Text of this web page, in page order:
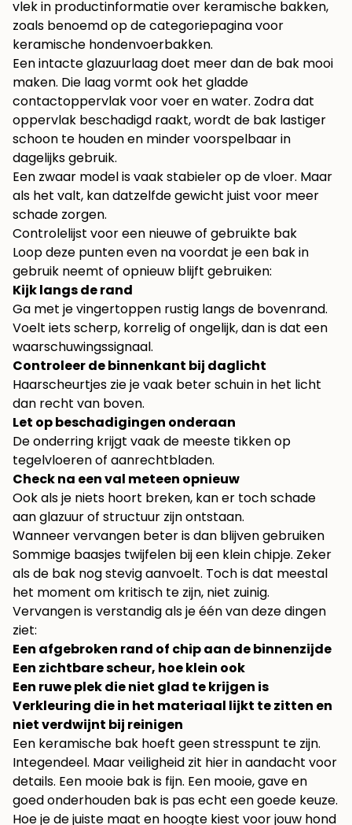
vlek in productinformatie over keramische bakken,
zoals benoemd op de categoriepagina voor
keramische hondenvoerbakken.
Een intacte glazuurlaag doet meer dan de bak mooi
maken. Die laag vormt ook het gladde
contactoppervlak voor voer en water. Zodra dat
oppervlak beschadigd raakt, wordt de bak lastiger
schoon te houden en minder voorspelbaar in
dagelijks gebruik.
Een zwaar model is vaak stabieler op de vloer. Maar
als het valt, kan datzelfde gewicht juist voor meer
schade zorgen.
Controlelijst voor een nieuwe of gebruikte bak
Loop deze punten even na voordat je een bak in
gebruik neemt of opnieuw blijft gebruiken:
Kijk langs de rand
Ga met je vingertoppen rustig langs de bovenrand.
Voelt iets scherp, korrelig of ongelijk, dan is dat een
waarschuwingssignaal.
Controleer de binnenkant bij daglicht
Haarscheurtjes zie je vaak beter schuin in het licht
dan recht van boven.
Let op beschadigingen onderaan
De onderring krijgt vaak de meeste tikken op
tegelvloeren of aanrechtbladen.
Check na een val meteen opnieuw
Ook als je niets hoort breken, kan er toch schade
aan glazuur of structuur zijn ontstaan.
Wanneer vervangen beter is dan blijven gebruiken
Sommige baasjes twijfelen bij een klein chipje. Zeker
als de bak nog stevig aanvoelt. Toch is dat meestal
het moment om kritisch te zijn, niet zuinig.
Vervangen is verstandig als je één van deze dingen
ziet:
Een afgebroken rand of chip aan de binnenzijde
Een zichtbare scheur, hoe klein ook
Een ruwe plek die niet glad te krijgen is
Verkleuring die in het materiaal lijkt te zitten en
niet verdwijnt bij reinigen
Een keramische bak hoeft geen stresspunt te zijn.
Integendeel. Maar veiligheid zit hier in aandacht voor
details. Een mooie bak is fijn. Een mooie, gave en
goed onderhouden bak is pas echt een goede keuze.
Hoe je de juiste maat en hoogte kiest voor jouw hond